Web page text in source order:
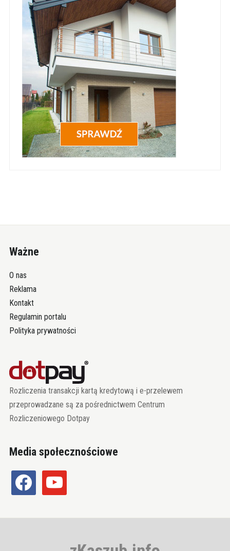
Ważne
O nas
Reklama
Kontakt
Regulamin portalu
Polityka prywatności
Rozliczenia transakcji kartą kredytową i e-przelewem
przeprowadzane są za pośrednictwem Centrum
Rozliczeniowego Dotpay
Media społecznościowe
facebook youtube